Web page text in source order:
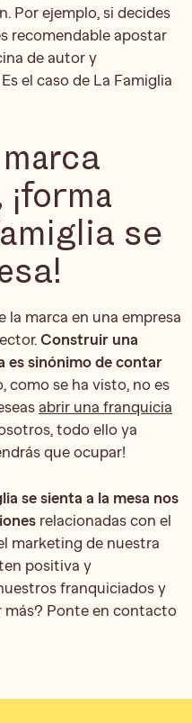
Por ejemplo, si decides
recomendable apostar
de autor y
el caso de La Famiglia
se
la marca en una empresa
Construir una
es sinónimo de contar
como se ha visto, no es
abrir una franquicia
todo ello ya
que ocupar!
se sienta a la mesa nos
relacionadas con el
marketing de nuestra
positiva y
franquiciados y
más? Ponte en contacto